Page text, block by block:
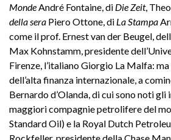
Monde André Fontaine, di Die Zeit,
della sera Piero Ottone, di La Stampa
come il prof. Ernest van der Beugel,
Max Kohnstamm, presidente
Firenze, l’italiano Giorgio La Malfa:
dell’alta finanza internazionale, a
Bernardo d’Olanda, di cui sono noti gli
maggiori compagnie petrolifere del
Standard Oil) e la Royal Dutch